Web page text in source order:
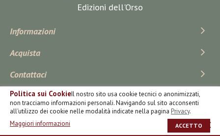
Politica sui CookieIl nostro sito usa cookie tecnici o anonimizzati,
non tracciamo informazioni personali. Navigando sul sito acconsenti
all'utilizzo dei cookie nelle modalità indicate nella pagina Privacy.
Maggiori informazioni
ACCETTO
Edizioni dell'Orso
Informazioni
Acquista
Contattaci
Iscriviti Alla Newsletter